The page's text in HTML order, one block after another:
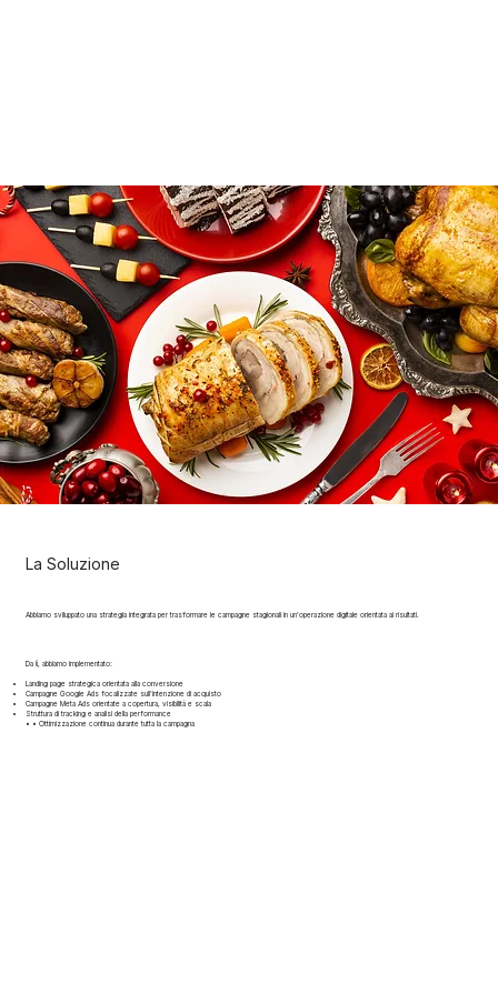
La Soluzione
Abbiamo sviluppato una strategia integrata per trasformare le campagne stagionali in un’operazione digitale orientata ai risultati.
Da lì, abbiamo implementato:
Landing page strategica orientata alla conversione
Campagne Google Ads focalizzate sull’intenzione di acquisto
Campagne Meta Ads orientate a copertura, visibilità e scala
Struttura di tracking e analisi della performance
• • Ottimizzazione continua durante tutta la campagna